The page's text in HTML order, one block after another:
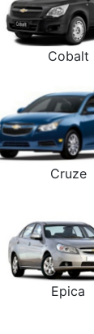
Cobalt
Cruze
Epica